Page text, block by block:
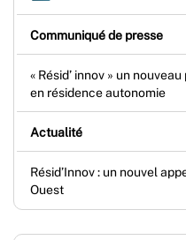
Communiqué de presse
« Résid’ innov » un
en résidence autonomie
Actualité
Résid’Innov : un nouvel
Ouest